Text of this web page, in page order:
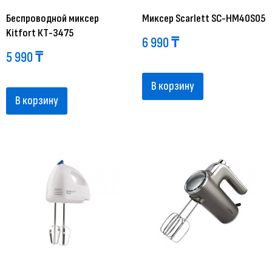
Беспроводной миксер
Kitfort КТ-3475
5 990₸
В корзину
Миксер Scarlett SC-HM40S05
6 990₸
В корзину